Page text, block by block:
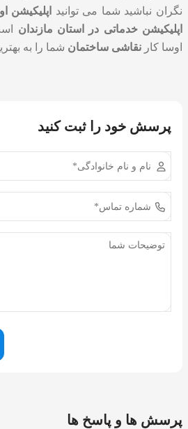
نگران نباشید شما می توانید
اپلیکیشن
اپلیکیشن خدماتی در استان مازندان
اوسا کار نقاشی ساختمان شما را به
پرسش خود را ثبت کنید
پرسش ها و پاسخ ها